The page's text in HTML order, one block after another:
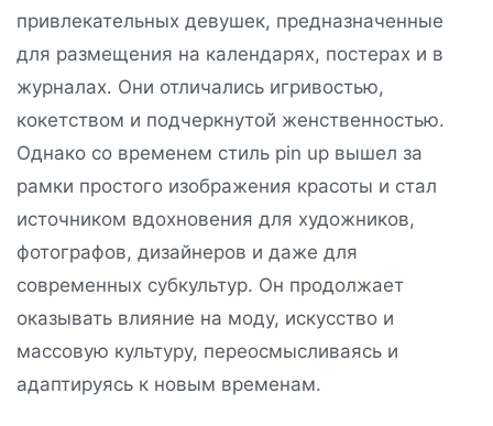
привлекательных девушек, предназначенные
для размещения на календарях, постерах и в
журналах. Они отличались игривостью,
кокетством и подчеркнутой женственностью.
Однако со временем стиль pin up вышел за
рамки простого изображения красоты и стал
источником вдохновения для художников,
фотографов, дизайнеров и даже для
современных субкультур. Он продолжает
оказывать влияние на моду, искусство и
массовую культуру, переосмысливаясь и
адаптируясь к новым временам.